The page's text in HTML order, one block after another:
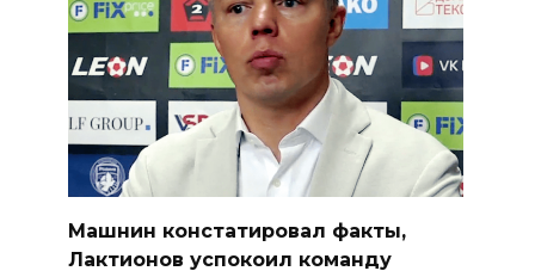
Машнин констатировал факты,
Лактионов успокоил команду